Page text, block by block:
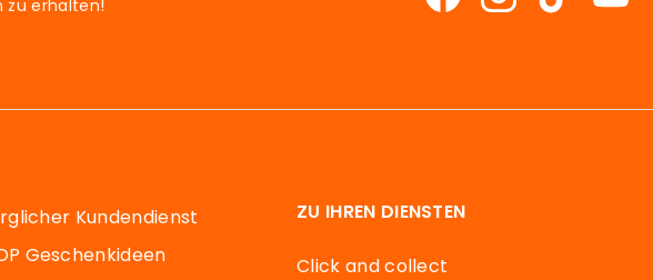
zu erhalten!
Kundendienst
Geschenkideen
ZU IHREN DIENSTEN
Click and collect